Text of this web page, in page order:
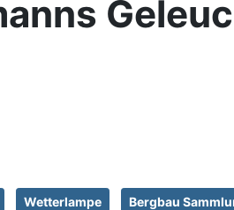
Wetterlampe Bergbau